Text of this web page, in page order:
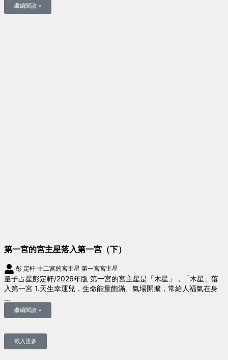
繼續閱讀 »
第一宮的宮主星落入第一宮（下）
彭 定軒 十二宮的宮主星 第一宮宮主星
量子占星彭定軒/2026年版 第一宮的宮主星是「木星」，「木星」落
入第一宮 1.天生幸運兒，生命能量飽滿、氣場開擴，常給人福氣在身
...
繼續閱讀 »
載入更多